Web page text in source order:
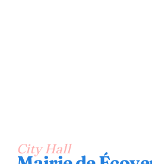
City Hall